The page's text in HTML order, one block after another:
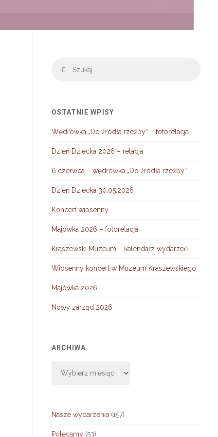
Szukaj
OSTATNIE WPISY
Wędrówka „Do źródła rzeźby” – fotorelacja
Dzień Dziecka 2026 – relacja
6 czerwca – wędrówka „Do źródła rzeźby”
Dzień Dziecka 30.05.2026
Koncert wiosenny
Majówka 2026 – fotorelacja
Kraszewski Muzeum – kalendarz wydarzeń
Wiosenny koncert w Muzeum Kraszewskiego
Majówka 2026
Nowy zarząd 2026
ARCHIWA
Nasze wydarzenia (157)
Polecamy (53)